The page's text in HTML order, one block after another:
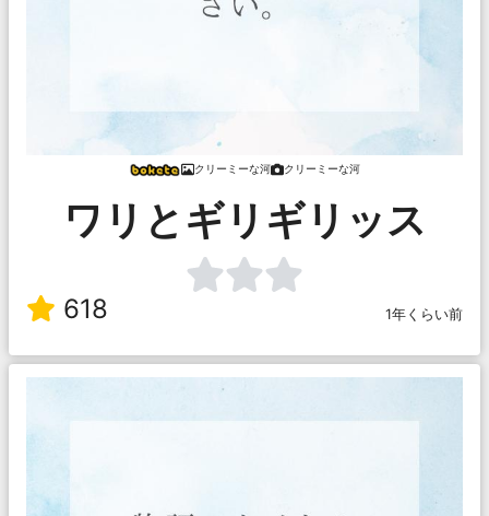
クリーミーな河 クリーミーな河
ワリとギリギリッス
618 1年くらい前